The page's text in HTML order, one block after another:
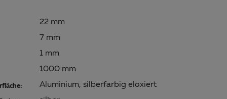
22 mm
7 mm
1 mm
1000 mm
Aluminium, silberfarbig eloxiert